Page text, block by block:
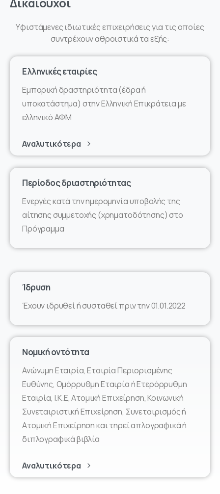
Yφιστάμενες ιδιωτικές επιχειρήσεις για τις οποίες
συντρέχουν αθροιστικά τα εξής:
Ελληνικές εταιρίες
Εμπορική δραστηριότητα (έδρα ή
υποκατάστημα) στην Ελληνική Επικράτεια με
ελληνικό ΑΦΜ
Αναλυτικότερα
Περίοδος δριαστηριότητας
Ενεργές κατά την ημερομηνία υποβολής της
αίτησης συμμετοχής (χρηματοδότησης) στο
Πρόγραμμα
Ίδρυση
Έχουν ιδρυθεί ή συσταθεί πριν την 01.01.2022
Νομική οντότητα
Ανώνυμη Εταιρία, Εταιρία Περιορισμένης
Ευθύνης, Ομόρρυθμη Εταιρία ή Ετερόρρυθμη
Εταιρία, Ι.Κ.Ε, Ατομική Επιχείρηση, Κοινωνική
Συνεταιριστική Επιχείρηση, Συνεταιρισμός ή
Ατομική Επιχείρηση και τηρεί απλογραφικά ή
διπλογραφικά βιβλία
Αναλυτικότερα